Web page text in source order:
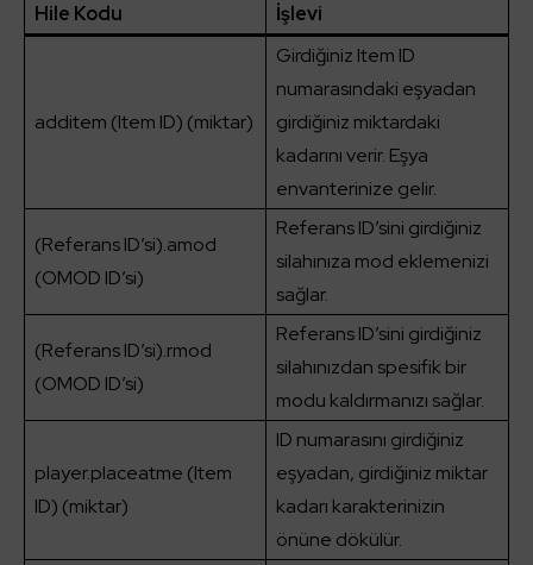
Hile Kodu İşlevi
additem (Item ID) (miktar)
Girdiğiniz Item ID
numarasındaki eşyadan
girdiğiniz miktardaki
kadarını verir. Eşya
envanterinize gelir.
(Referans ID’si).amod
(OMOD ID’si)
Referans ID’sini girdiğiniz
silahınıza mod eklemenizi
sağlar.
(Referans ID’si).rmod
(OMOD ID’si)
Referans ID’sini girdiğiniz
silahınızdan spesifik bir
modu kaldırmanızı sağlar.
player.placeatme (Item
ID) (miktar)
ID numarasını girdiğiniz
eşyadan, girdiğiniz miktar
kadarı karakterinizin
önüne dökülür.